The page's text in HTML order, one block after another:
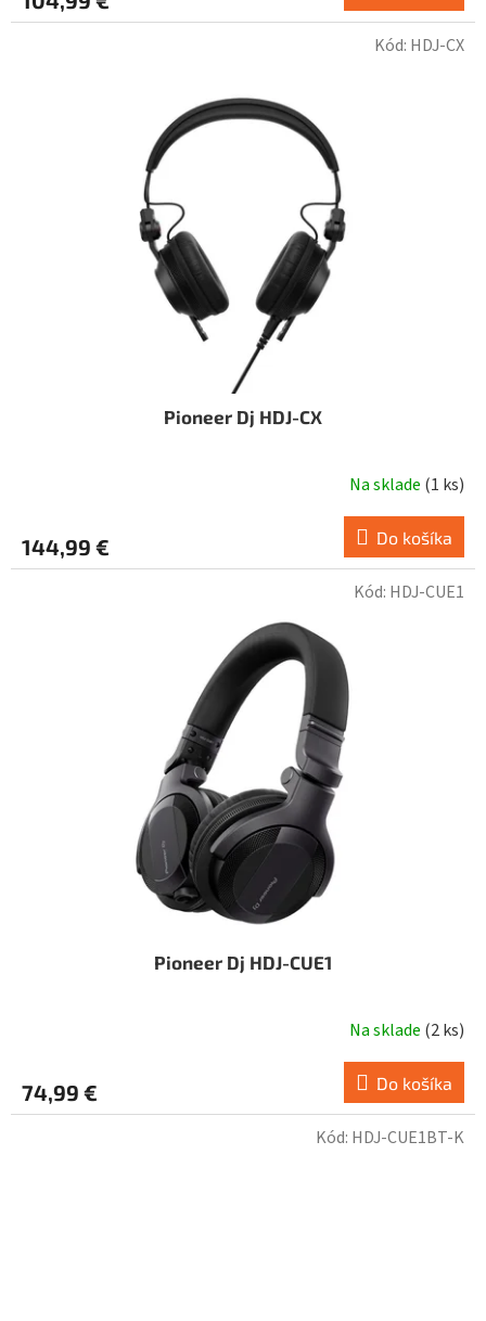
Pioneer Dj HDJ-CX
Na sklade (1 ks)
144,99 € Do košíka
Kód: HDJ-CX
Pioneer Dj HDJ-CUE1
Na sklade (2 ks)
74,99 € Do košíka
Kód: HDJ-CUE1
Kód: HDJ-CUE1BT-K